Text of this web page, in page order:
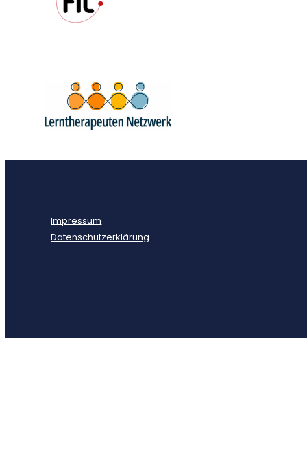
Impressum
Datenschutzerklärung